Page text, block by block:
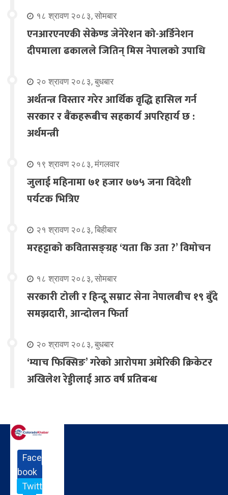
१८ श्रावण २०८३, सोमबार
एनआरएनएकी सेकेण्ड जेनेरेशन को-अर्डिनेशन
दीपमाला ढकालले जितिन् मिस नेपालको उपाधि
२० श्रावण २०८३, बुधबार
अर्थतन्त्र विस्तार गरेर आर्थिक वृद्धि हासिल गर्न
सरकार र बैंकहरूबीच सहकार्य अपरिहार्य छ :
अर्थमन्त्री
१९ श्रावण २०८३, मंगलवार
जुलाई महिनामा ७१ हजार ७७५ जना विदेशी
पर्यटक भित्रिए
२१ श्रावण २०८३, बिहीबार
मरहट्टाको कवितासङ्ग्रह ‘यता कि उता ?’ विमोचन
१८ श्रावण २०८३, सोमबार
सरकारी टोली र हिन्दू सम्राट सेना नेपालबीच १९ बुँदे
समझदारी, आन्दोलन फिर्ता
२० श्रावण २०८३, बुधबार
‘म्याच फिक्सिङ’ गरेको आरोपमा अमेरिकी क्रिकेटर
अखिलेश रेड्डीलाई आठ वर्ष प्रतिबन्ध
Face
book
Twitt